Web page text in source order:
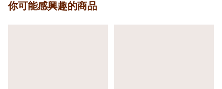
你可能感興趣的商品